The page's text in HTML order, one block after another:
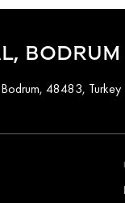
BODRUM
48483, Turkey